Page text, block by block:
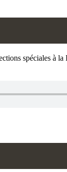
spéciales